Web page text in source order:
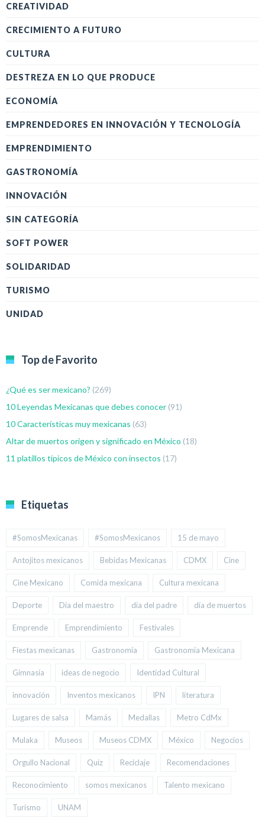
CREATIVIDAD
CRECIMIENTO A FUTURO
CULTURA
DESTREZA EN LO QUE PRODUCE
ECONOMÍA
EMPRENDEDORES EN INNOVACIÓN Y TECNOLOGÍA
EMPRENDIMIENTO
GASTRONOMÍA
INNOVACIÓN
SIN CATEGORÍA
SOFT POWER
SOLIDARIDAD
TURISMO
UNIDAD
Top de Favorito
¿Qué es ser mexicano? (269)
10 Leyendas Mexicanas que debes conocer (91)
10 Características muy mexicanas (63)
Altar de muertos origen y significado en México (18)
11 platillos típicos de México con insectos (17)
Etiquetas
#SomosMexicanas #SomosMexicanos 15 de mayo
Antojitos mexicanos Bebidas Mexicanas CDMX Cine
Cine Mexicano Comida mexicana Cultura mexicana
Deporte Día del maestro día del padre día de muertos
Emprende Emprendimiento Festivales
Fiestas mexicanas Gastronomía Gastronomía Mexicana
Gimnasia ideas de negocio Identidad Cultural
innovación Inventos mexicanos IPN literatura
Lugares de salsa Mamás Medallas Metro CdMx
Mulaka Museos Museos CDMX México Negocios
Orgullo Nacional Quiz Reciclaje Recomendaciones
Reconocimiento somos mexicanos Talento mexicano
Turismo UNAM